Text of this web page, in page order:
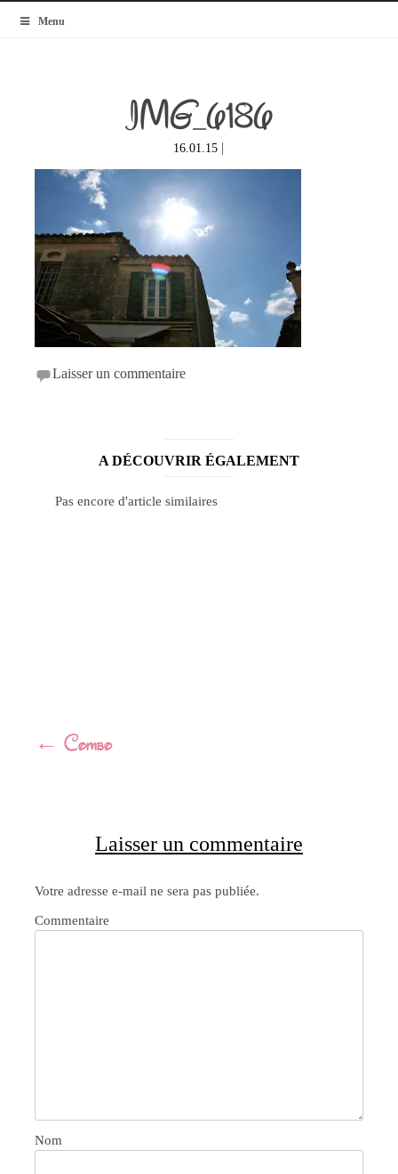
Menu
MyBlogMode
IMG_6186
16.01.15 |
Laisser un commentaire
A DÉCOUVRIR ÉGALEMENT
Pas encore d'article similaires
Navigation
← Combo
Laisser un commentaire
Votre adresse e-mail ne sera pas publiée.
Commentaire
Nom